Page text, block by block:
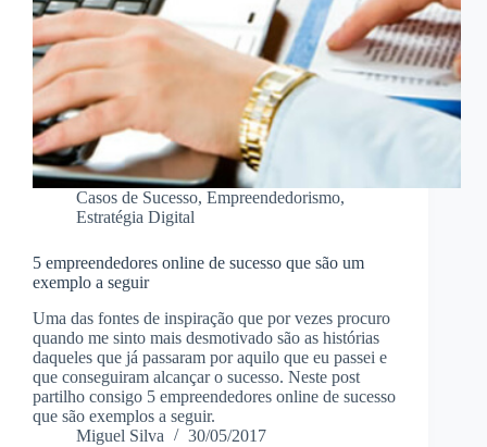
Casos de Sucesso, Empreendedorismo,
Estratégia Digital
5 empreendedores online de sucesso que são um
exemplo a seguir
Uma das fontes de inspiração que por vezes procuro
quando me sinto mais desmotivado são as histórias
daqueles que já passaram por aquilo que eu passei e
que conseguiram alcançar o sucesso. Neste post
partilho consigo 5 empreendedores online de sucesso
que são exemplos a seguir.
Miguel Silva
30/05/2017